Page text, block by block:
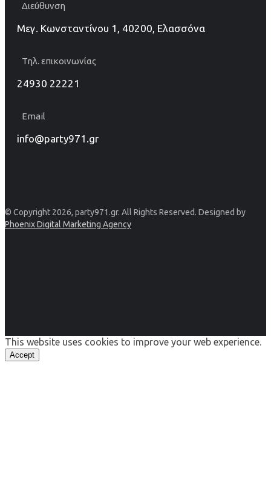
Διεύθυνση
Μεγ. Κωνσταντίνου 1, 40200, Ελασσόνα
Τηλ. επικοινωνίας
24930 22221
Email
info@party971.gr
© Copyright 2026, party971.gr. All Rights Reserved. Designed by
Phoenix Digital Marketing Agency
This website uses cookies to improve your web experience.
Accept